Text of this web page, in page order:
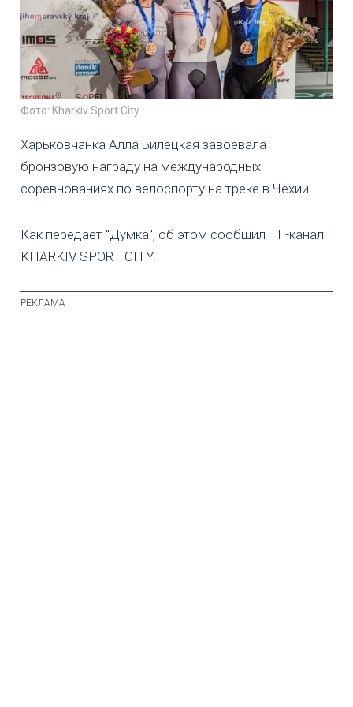
Фото: Kharkiv Sport City
Харьковчанка Алла Билецкая завоевала
бронзовую награду на международных
соревнованиях по велоспорту на треке в Чехии.
Как передает "Думка", об этом сообщил ТГ-канал
KHARKIV SPORT CITY.